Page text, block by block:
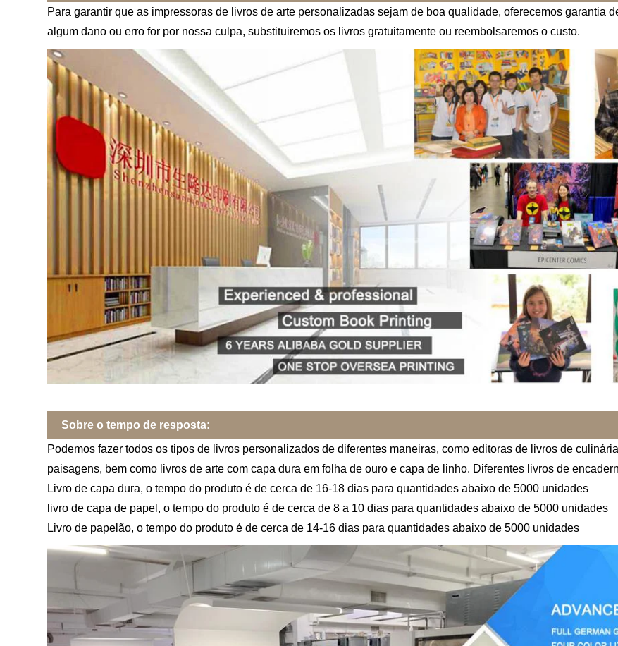
Para garantir que as impressoras de livros de arte personalizadas sejam de boa qualidade, oferecemos garantia
algum dano ou erro for por nossa culpa, substituiremos os livros gratuitamente ou reembolsaremos o custo.
Sobre o tempo de resposta:
Podemos fazer todos os tipos de livros personalizados de diferentes maneiras, como editoras de livros de
paisagens, bem como livros de arte com capa dura em folha de ouro e capa de linho. Diferentes livros de
Livro de capa dura, o tempo do produto é de cerca de 16-18 dias para quantidades abaixo de 5000 unidades
livro de capa de papel, o tempo do produto é de cerca de 8 a 10 dias para quantidades abaixo de 5000 unidades
Livro de papelão, o tempo do produto é de cerca de 14-16 dias para quantidades abaixo de 5000 unidades